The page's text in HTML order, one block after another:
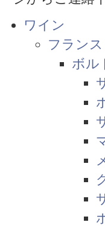
ワイン
フランス
ボル